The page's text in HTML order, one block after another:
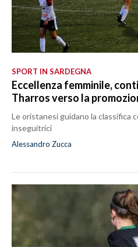
SPORT IN SARDEGNA
Eccellenza femminile,
Tharros verso la
Le oristanesi guidano la classifica
inseguitrici
Alessandro Zucca